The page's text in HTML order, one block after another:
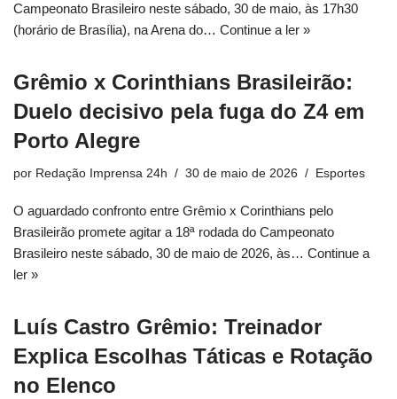
Campeonato Brasileiro neste sábado, 30 de maio, às 17h30
(horário de Brasília), na Arena do… Continue a ler »
Grêmio x Corinthians Brasileirão:
Duelo decisivo pela fuga do Z4 em
Porto Alegre
por Redação Imprensa 24h 30 de maio de 2026 Esportes
O aguardado confronto entre Grêmio x Corinthians pelo
Brasileirão promete agitar a 18ª rodada do Campeonato
Brasileiro neste sábado, 30 de maio de 2026, às… Continue a
ler »
Luís Castro Grêmio: Treinador
Explica Escolhas Táticas e Rotação
no Elenco